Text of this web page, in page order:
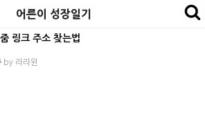
어른이 성장일기
링크 주소 찾는법
by 라라윈